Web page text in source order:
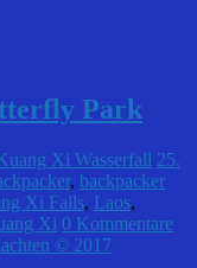
Park
Xi Wasserfall 25.
, backpacker
Xi Falls, Laos,
Xi 0 Kommentare